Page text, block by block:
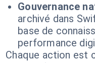
Gouvernance
archivé dans
base de
performance
Chaque action est